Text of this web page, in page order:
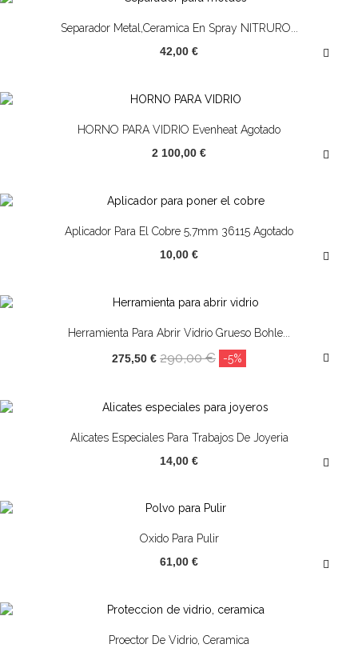
Separador Metal,ceramica En Spray NITRURO...
42,00 €
HORNO PARA VIDRIO Evenheat Agotado
2 100,00 €
Aplicador Para El Cobre 5,7mm 36115 Agotado
10,00 €
Herramienta Para Abrir Vidrio Grueso Bohle...
275,50 € 290,00 € -5%
Alicates Especiales Para Trabajos De Joyeria
14,00 €
Oxido Para Pulir
61,00 €
Proector De Vidrio, Ceramica